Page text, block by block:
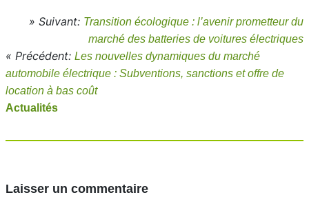
» Suivant: Transition écologique : l’avenir prometteur du
marché des batteries de voitures électriques
« Précédent: Les nouvelles dynamiques du marché
automobile électrique : Subventions, sanctions et offre de
location à bas coût
Actualités
Laisser un commentaire